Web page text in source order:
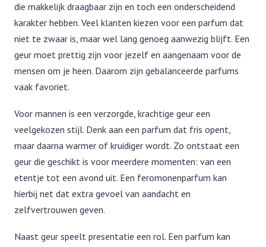
die makkelijk draagbaar zijn en toch een onderscheidend
karakter hebben. Veel klanten kiezen voor een parfum dat
niet te zwaar is, maar wel lang genoeg aanwezig blijft. Een
geur moet prettig zijn voor jezelf en aangenaam voor de
mensen om je heen. Daarom zijn gebalanceerde parfums
vaak favoriet.
Voor mannen is een verzorgde, krachtige geur een
veelgekozen stijl. Denk aan een parfum dat fris opent,
maar daarna warmer of kruidiger wordt. Zo ontstaat een
geur die geschikt is voor meerdere momenten: van een
etentje tot een avond uit. Een feromonenparfum kan
hierbij net dat extra gevoel van aandacht en
zelfvertrouwen geven.
Naast geur speelt presentatie een rol. Een parfum kan